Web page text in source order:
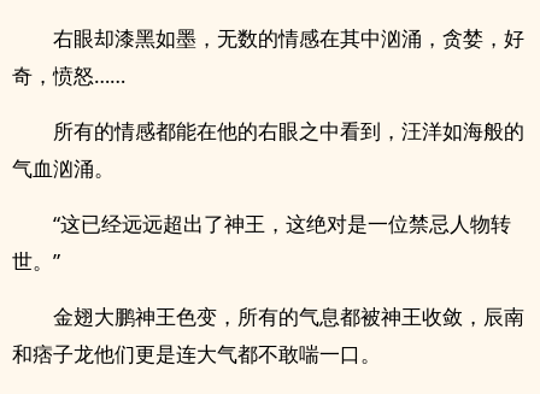
右眼却漆黑如墨，无数的情感在其中汹涌，贪婪，好
奇，愤怒……
所有的情感都能在他的右眼之中看到，汪洋如海般的
气血汹涌。
“这已经远远超出了神王，这绝对是一位禁忌人物转
世。”
金翅大鹏神王色变，所有的气息都被神王收敛，辰南
和痞子龙他们更是连大气都不敢喘一口。